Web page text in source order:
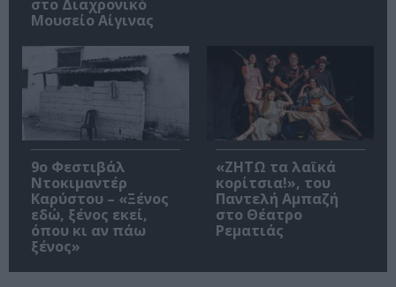
στο Διαχρονικό
Μουσείο Αίγινας
9ο Φεστιβάλ
Ντοκιμαντέρ
Καρύστου – «Ξένος
εδώ, ξένος εκεί,
όπου κι αν πάω
ξένος»
«ΖΗΤΩ τα λαϊκά
κορίτσια!», του
Παντελή Αμπαζή
στο Θέατρο
Ρεματιάς